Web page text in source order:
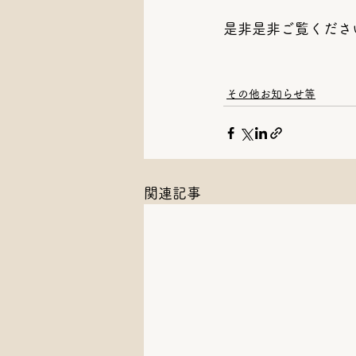
是非是非ご覧くだ
その他お知らせ等
関連記事